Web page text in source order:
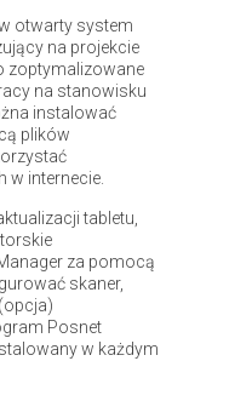
otwarty system
na projekcie
zoptymalizowane
na stanowisku
instalować
plików
w internecie.
tabletu,
za pomocą
skaner,
Posnet
w każdym